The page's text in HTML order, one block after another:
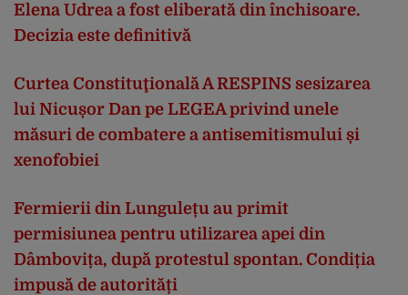
Elena Udrea a fost eliberată din închisoare.
Decizia este definitivă
Curtea Constituţională A RESPINS sesizarea
lui Nicușor Dan pe LEGEA privind unele
măsuri de combatere a antisemitismului și
xenofobiei
Fermierii din Lungulețu au primit
permisiunea pentru utilizarea apei din
Dâmbovița, după protestul spontan. Condiția
impusă de autorități